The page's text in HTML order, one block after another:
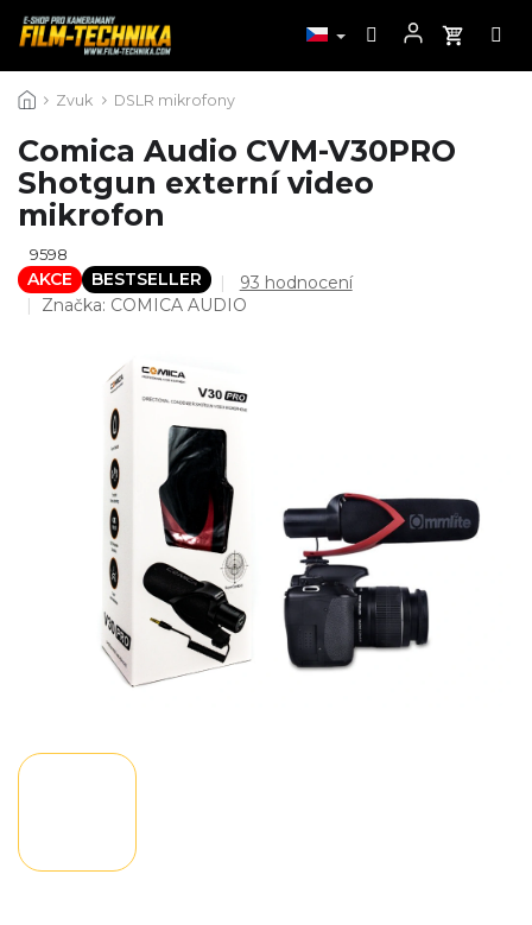
na
Zvuk DSLR mikrofony
Comica Audio CVM-V30PRO
Shotgun externí video
mikrofon
9598
AKCE BESTSELLER
Průměrné
hodnocení
z
5
93 hodnocení
Značka: COMICA AUDIO